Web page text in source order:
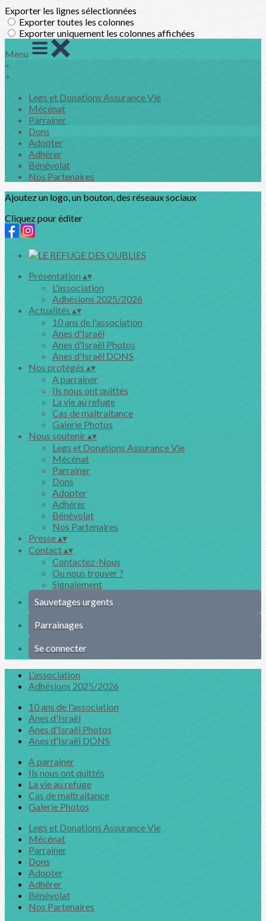
Exporter les lignes sélectionnées
Exporter toutes les colonnes
Exporter uniquement les colonnes affichées
Menu
<
>
Legs et Donations Assurance Vie
Mécénat
Parrainer
Dons
Adopter
Adhérer
Bénévolat
Nos Partenaires
Ajoutez un logo, un bouton, des réseaux sociaux
Cliquez pour éditer
Présentation ▴▾
L'association
Adhésions 2025/2026
Actualités ▴▾
10 ans de l'association
Anes d'Israël
Anes d'Israël Photos
Anes d'Israël DONS
Nos protégés ▴▾
A parrainer
Ils nous ont quittés
La vie au refuge
Cas de maltraitance
Galerie Photos
Nous soutenir▴▾
Legs et Donations Assurance Vie
Mécénat
Parrainer
Dons
Adopter
Adhérer
Bénévolat
Nos Partenaires
Presse▴▾
Contact▴▾
Contactez-Nous
Ou nous trouver ?
Signalement
Sauvetages urgents
Parrainages
Se connecter
L'association
Adhésions 2025/2026
10 ans de l'association
Anes d'Israël
Anes d'Israël Photos
Anes d'Israël DONS
A parrainer
Ils nous ont quittés
La vie au refuge
Cas de maltraitance
Galerie Photos
Legs et Donations Assurance Vie
Mécénat
Parrainer
Dons
Adopter
Adhérer
Bénévolat
Nos Partenaires